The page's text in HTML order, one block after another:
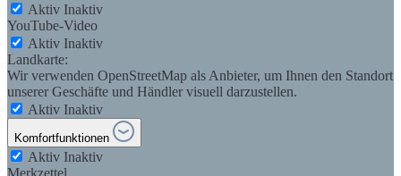
Aktiv Inaktiv
YouTube-Video
Aktiv Inaktiv
Landkarte:
Wir verwenden OpenStreetMap als Anbieter, um Ihnen den Standort
unserer Geschäfte und Händler visuell darzustellen.
Aktiv Inaktiv
Komfortfunktionen
Aktiv Inaktiv
Merkzettel